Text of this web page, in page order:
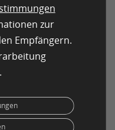
oder Online-
einfach an die
Probleme und
zur
Empfängern.